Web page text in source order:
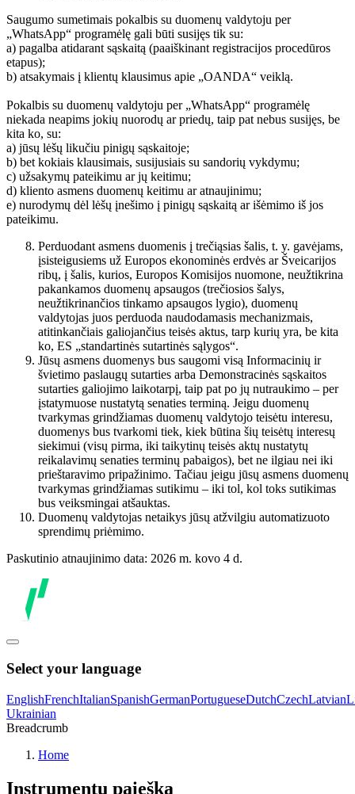
Saugumo sumetimais pokalbis su duomenų valdytoju per
„WhatsApp“ programėlę gali būti susijęs tik su:
a) pagalba atidarant sąskaitą (paaiškinant registracijos procedūros
etapus);
b) atsakymais į klientų klausimus apie „OANDA“ veiklą.
Pokalbis su duomenų valdytoju per „WhatsApp“ programėlę
niekada neapims jokių nuorodų ar priedų, taip pat nebus susijęs, be
kita ko, su:
a) jūsų lėšų likučiu pinigų sąskaitoje;
b) bet kokiais klausimais, susijusiais su sandorių vykdymu;
c) užsakymų pateikimu ar jų keitimu;
d) kliento asmens duomenų keitimu ar atnaujinimu;
e) nurodymų dėl lėšų įnešimo į pinigų sąskaitą ar išėmimo iš jos
pateikimu.
Perduodant asmens duomenis į trečiąsias šalis, t. y. gavėjams,
įsisteigusiems už Europos ekonominės erdvės ar Šveicarijos
ribų, į šalis, kurios, Europos Komisijos nuomone, neužtikrina
pakankamos duomenų apsaugos (trečiosios šalys,
neužtikrinančios tinkamo apsaugos lygio), duomenų
valdytojas juos perduoda naudodamasis mechanizmais,
atitinkančiais galiojančius teisės aktus, tarp kurių yra, be kita
ko, ES „standartinės sutartinės sąlygos“.
Jūsų asmens duomenys bus saugomi visą Informacinių ir
švietimo paslaugų sutarties arba Demonstracinės sąskaitos
sutarties galiojimo laikotarpį, taip pat po jų nutraukimo – per
įstatymuose nustatytą senaties terminą. Jeigu duomenų
tvarkymas grindžiamas duomenų valdytojo teisėtu interesu,
duomenys bus tvarkomi tiek, kiek būtina šių teisėtų interesų
siekimui (visų pirma, iki taikytinų teisės aktų nustatytų
reikalavimų senaties terminų pabaigos), bet ne ilgiau nei iki
prieštaravimo pripažinimo. Tačiau jeigu jūsų asmens duomenų
tvarkymas grindžiamas sutikimu – iki tol, kol toks sutikimas
bus veiksmingai atšauktas.
Duomenų valdytojas netaikys jūsų atžvilgiu automatizuoto
sprendimų priėmimo.
Paskutinio atnaujinimo data: 2026 m. kovo 4 d.
Select your language
EnglishFrenchItalianSpanishGermanPortugueseDutchCzechLatvian
Ukrainian
Breadcrumb
Home
Instrumentų paieška